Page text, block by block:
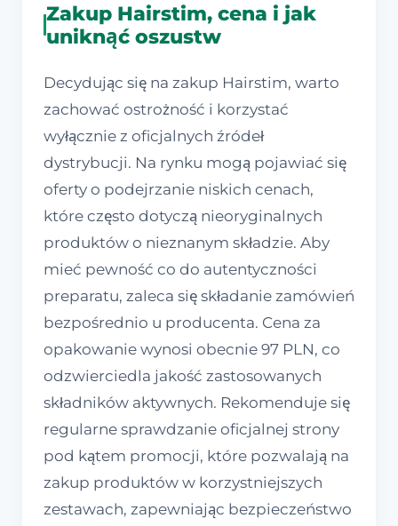
Zakup Hairstim, cena i jak
uniknąć oszustw
Decydując się na zakup Hairstim, warto
zachować ostrożność i korzystać
wyłącznie z oficjalnych źródeł
dystrybucji. Na rynku mogą pojawiać się
oferty o podejrzanie niskich cenach,
które często dotyczą nieoryginalnych
produktów o nieznanym składzie. Aby
mieć pewność co do autentyczności
preparatu, zaleca się składanie zamówień
bezpośrednio u producenta. Cena za
opakowanie wynosi obecnie 97 PLN, co
odzwierciedla jakość zastosowanych
składników aktywnych. Rekomenduje się
regularne sprawdzanie oficjalnej strony
pod kątem promocji, które pozwalają na
zakup produktów w korzystniejszych
zestawach, zapewniając bezpieczeństwo